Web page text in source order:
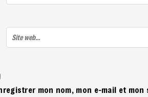
mon nom, mon e-mail et mon